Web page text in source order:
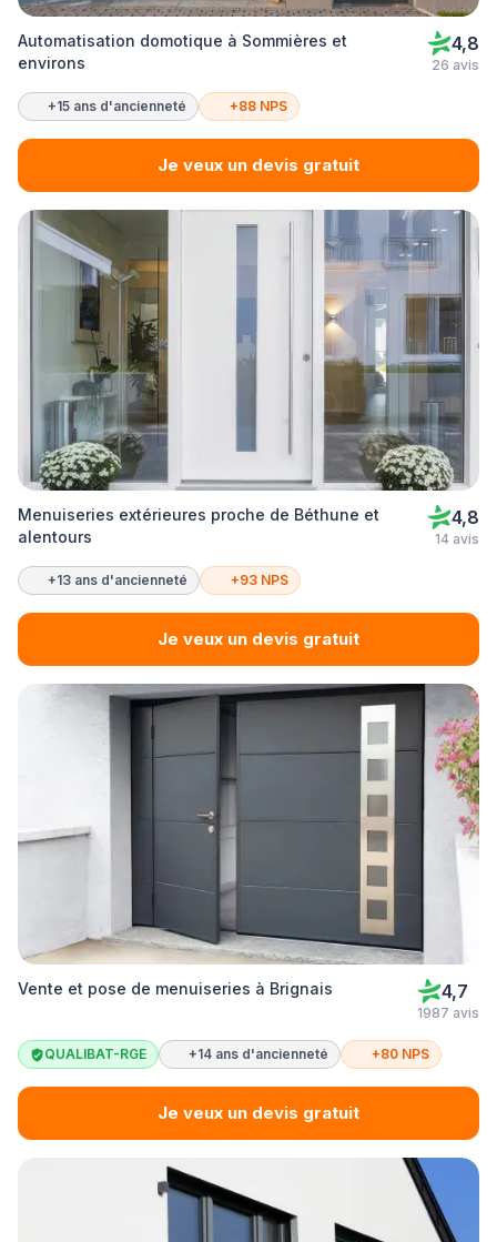
Automatisation domotique à Sommières et
environs
4,8
26 avis
+15 ans d'ancienneté +88 NPS
Je veux un devis gratuit
Menuiseries extérieures proche de Béthune et
alentours
4,8
14 avis
+13 ans d'ancienneté +93 NPS
Je veux un devis gratuit
Vente et pose de menuiseries à Brignais 4,7
1987 avis
QUALIBAT-RGE +14 ans d'ancienneté +80 NPS
Je veux un devis gratuit